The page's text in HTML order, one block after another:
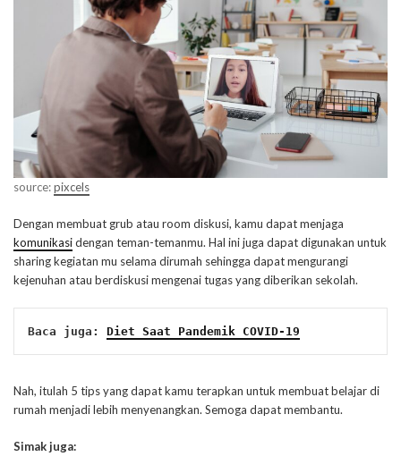
source:pixcels
Dengan membuat grub atau room diskusi, kamu dapat menjaga
komunikasidengan teman-temanmu. Hal ini juga dapat digunakan untuk
sharing kegiatan mu selama dirumah sehingga dapat mengurangi
kejenuhan atau berdiskusi mengenai tugas yang diberikan sekolah.
Baca juga: Diet Saat Pandemik COVID-19
Nah, itulah 5 tips yang dapat kamu terapkan untuk membuat belajar di
rumah menjadi lebih menyenangkan. Semoga dapat membantu.
Simak juga: